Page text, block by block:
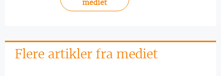
mediet
Flere artikler fra mediet